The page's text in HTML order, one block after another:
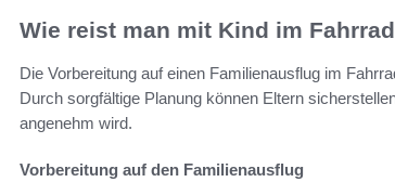
Wie reist man mit Kind im
Die Vorbereitung auf einen Familienausflug im
Durch sorgfältige Planung können Eltern
angenehm wird.
Vorbereitung auf den Familienausflug